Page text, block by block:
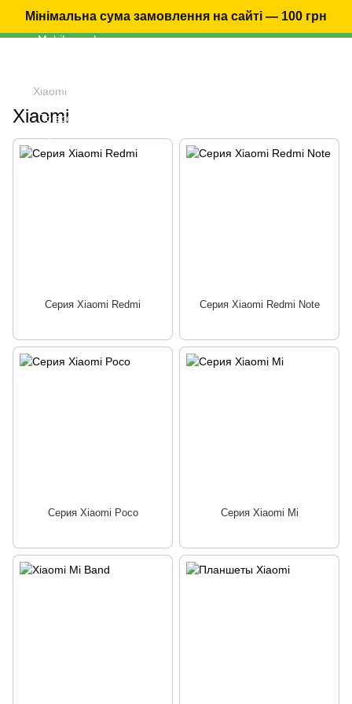
Мінімальна сума замовлення на сайті — 100 грн
Xiaomi
Xiaomi
Серия Xiaomi Redmi Серия Xiaomi Redmi Note
Серия Xiaomi Poco Серия Xiaomi Mi